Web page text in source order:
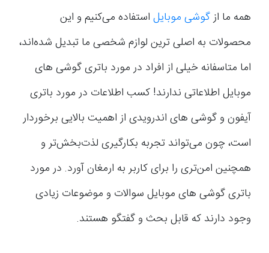
همه ما ازگوشی موبایل استفاده می‌کنیم و این
محصولات به اصلی ترین لوازم شخصی ما تبدیل شده‌اند،
اما متاسفانه خیلی از افراد در مورد باتری گوشی های
موبایل اطلاعاتی ندارند! کسب اطلاعات در مورد باتری
آیفون و گوشی های اندرویدی از اهمیت بالایی برخوردار
است، چون می‌تواند تجربه بکارگیری لذت‌بخش‌تر و
همچنین امن‌تری را برای کاربر به ارمغان آورد. در مورد
باتری گوشی های موبایل سوالات و موضوعات زیادی
وجود دارند که قابل بحث و گفتگو هستند.